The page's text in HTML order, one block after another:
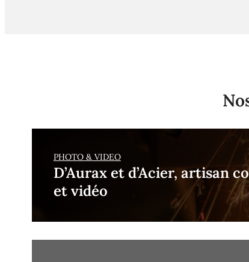
PHOTO & VIDEO
D’Aurax et d’Acier, artisan
et vidéo